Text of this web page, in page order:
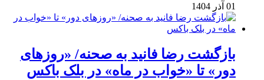
01 آذر 1404
بازگشت رضا فانید به صحنه/ «روزهای
دور» تا «خواب در ماه» در بلک باکس